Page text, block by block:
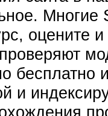
оцените
бесплатно
и